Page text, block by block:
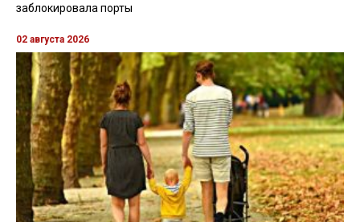
заблокировала порты
02 августа 2026